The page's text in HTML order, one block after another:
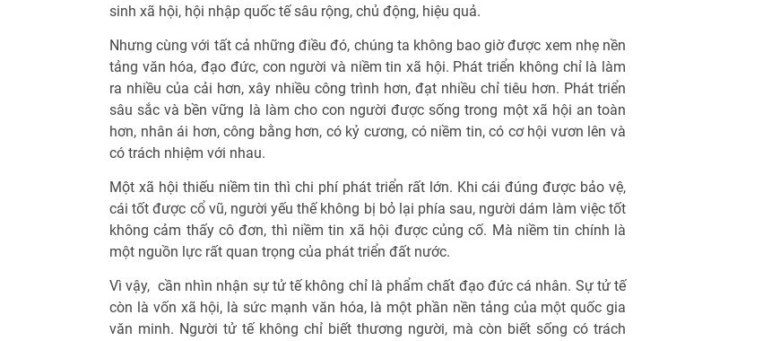
sinh xã hội, hội nhập quốc tế sâu rộng, chủ động, hiệu quả.
Nhưng cùng với tất cả những điều đó, chúng ta không bao giờ được xem nhẹ nền
tảng văn hóa, đạo đức, con người và niềm tin xã hội. Phát triển không chỉ là làm
ra nhiều của cải hơn, xây nhiều công trình hơn, đạt nhiều chỉ tiêu hơn. Phát triển
sâu sắc và bền vững là làm cho con người được sống trong một xã hội an toàn
hơn, nhân ái hơn, công bằng hơn, có kỷ cương, có niềm tin, có cơ hội vươn lên và
có trách nhiệm với nhau.
Một xã hội thiếu niềm tin thì chi phí phát triển rất lớn. Khi cái đúng được bảo vệ,
cái tốt được cổ vũ, người yếu thế không bị bỏ lại phía sau, người dám làm việc tốt
không cảm thấy cô đơn, thì niềm tin xã hội được củng cố. Mà niềm tin chính là
một nguồn lực rất quan trọng của phát triển đất nước.
Vì vậy, cần nhìn nhận sự tử tế không chỉ là phẩm chất đạo đức cá nhân. Sự tử tế
còn là vốn xã hội, là sức mạnh văn hóa, là một phần nền tảng của một quốc gia
văn minh. Người tử tế không chỉ biết thương người, mà còn biết sống có trách